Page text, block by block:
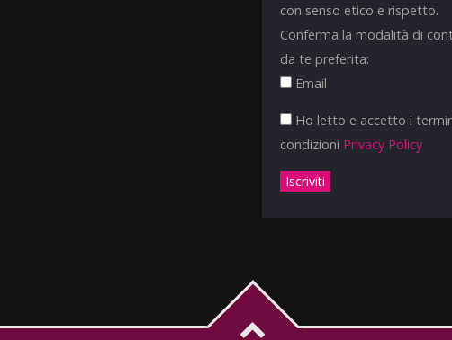
con senso etico e rispetto.
Conferma la modalità di
da te preferita:
Email
Ho letto e accetto i
condizioni Privacy Policy